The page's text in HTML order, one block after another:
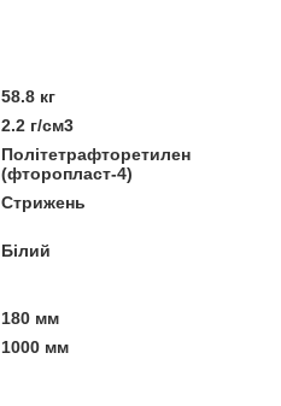
58.8 кг
2.2 г/см3
Політетрафторетилен
(фторопласт-4)
Стрижень
Білий
180 мм
1000 мм